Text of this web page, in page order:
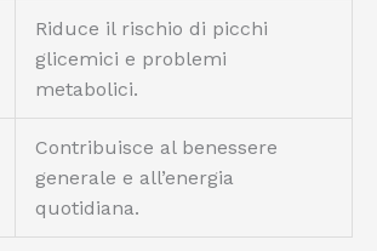
Riduce il rischio di picchi
glicemici e problemi
metabolici.
Contribuisce al benessere
generale e all’energia
quotidiana.